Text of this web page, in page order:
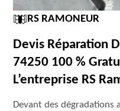
RS RAMONEUR
Devis Réparation
74250 100 %
L’entreprise RS
Devant des dégradations